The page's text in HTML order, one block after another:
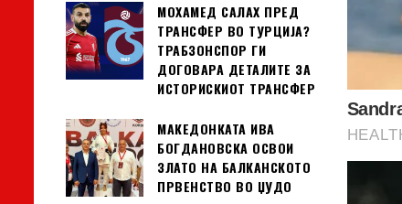
МОХАМЕД САЛАХ ПРЕД
ТРАНСФЕР ВО ТУРЦИЈА?
ТРАБЗОНСПОР ГИ
ДОГОВАРА ДЕТАЛИТЕ ЗА
ИСТОРИСКИОТ ТРАНСФЕР
МАКЕДОНКАТА ИВА
БОГДАНОВСКА ОСВОИ
ЗЛАТО НА БАЛКАНСКОТО
ПРВЕНСТВО ВО ЏУДО